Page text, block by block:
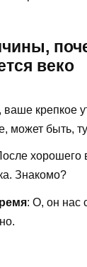
веко
ваше крепкое
может быть,
хорошего
Знакомо?
: О, он нас